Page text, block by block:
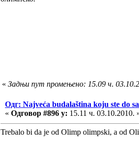
« Задњи пут промењено: 15.09 ч.
Одг: Najveća budalaština koju ste do
« Одговор #896 у: 15.11 ч. 03.10.2010.
Trebalo bi da je od Olimp olimpski, a od